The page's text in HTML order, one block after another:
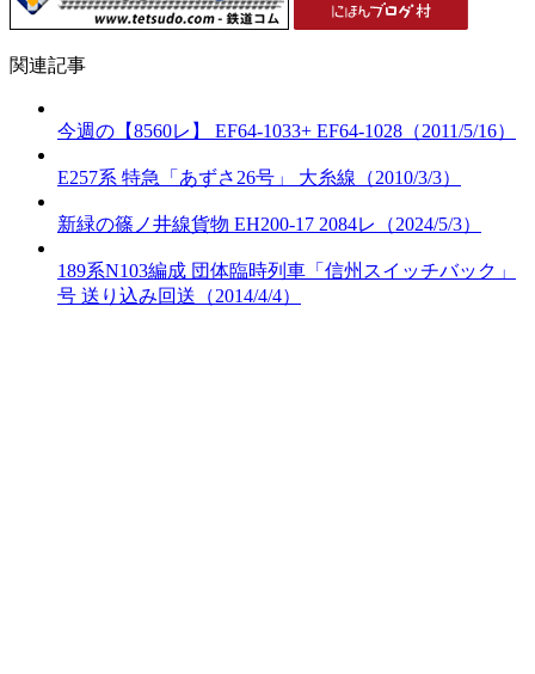
関連記事
今週の【8560レ】 EF64-1033+ EF64-1028（2011/5/16）
E257系 特急「あずさ26号」 大糸線（2010/3/3）
新緑の篠ノ井線貨物 EH200-17 2084レ（2024/5/3）
189系N103編成 団体臨時列車「信州スイッチバック」
号 送り込み回送（2014/4/4）